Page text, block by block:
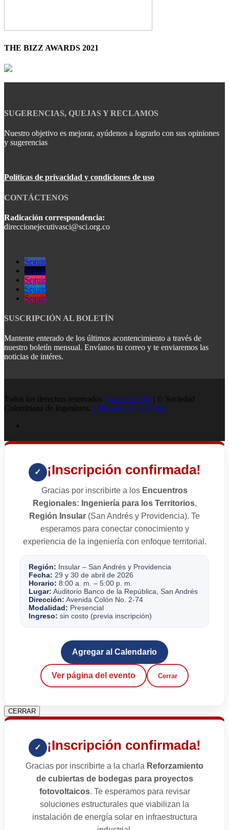
THE BIZZ AWARDS 2021
SUGERENCIAS, QUEJAS Y RECLAMOS
Nuestro objetivo es mejorar, ayúdenos a lograrlo con sus opiniones
y sugerencias
Políticas de privacidad y condiciones de uso
CONTÁCTENOS
Radicación correspondencia:
direccionejecutivasci@sci.org.co
Seguir
Seguir
Seguir
Seguir
Seguir
SUSCRIPCIÓN AL BOLETÍN
Mantente enterado de los últimos acontencimiento a través de
nuestro boletín mensual. Envíanos tu correo y te enviaremos las
noticias de intéres.
Todos los derechos reservados Ingenieria SCI | © Sociedad
Colombiana de Ingenieros. 138 años de fundación
✓ ¡Inscripción confirmada!
Gracias por inscribirte a los Encuentros
Regionales: Ingeniería para los Territorios,
Región Insular (San Andrés y Providencia). Te
esperamos para conectar conocimiento y
experiencia de la ingeniería con enfoque territorial.
Región: Insular – San Andrés y Providencia
Fecha: 29 y 30 de abril de 2026
Horario: 8:00 a. m. – 5:00 p. m.
Lugar: Auditorio Banco de la República, San Andrés
Dirección: Avenida Colón No. 2-74
Modalidad: Presencial
Ingreso: sin costo (previa inscripción)
Agregar al Calendario
Ver página del evento Cerrar
CERRAR
✓ ¡Inscripción confirmada!
Gracias por inscribirte a la charla Reforzamiento
de cubiertas de bodegas para proyectos
fotovoltaicos. Te esperamos para revisar
soluciones estructurales que viabilizan la
instalación de energía solar en infraestructura